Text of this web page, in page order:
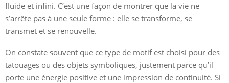
fluide et infini. C’est une façon de montrer que la vie ne
s’arrête pas à une seule forme : elle se transforme, se
transmet et se renouvelle.
On constate souvent que ce type de motif est choisi pour des
tatouages ou des objets symboliques, justement parce qu’il
porte une énergie positive et une impression de continuité. Si